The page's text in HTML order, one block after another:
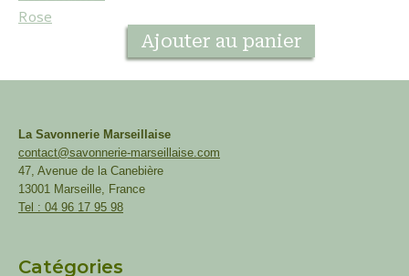
Ajouter au panier
La Savonnerie Marseillaise
contact@savonnerie-marseillaise.com
47, Avenue de la Canebière
13001 Marseille, France
Tel : 04 96 17 95 98
Catégories